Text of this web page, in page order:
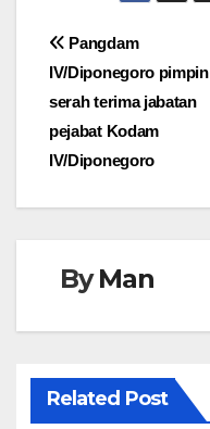
Navigasi
pos
Pangdam
IV/Diponegoro pimpin
serah terima jabatan
pejabat Kodam
IV/Diponegoro
ByMan
Related Post